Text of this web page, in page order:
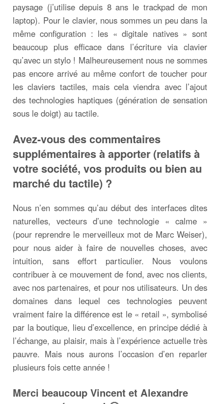
paysage (j’utilise depuis 8 ans le trackpad de mon
laptop). Pour le clavier, nous sommes un peu dans la
même configuration : les « digitale natives » sont
beaucoup plus efficace dans l’écriture via clavier
qu’avec un stylo ! Malheureusement nous ne sommes
pas encore arrivé au même confort de toucher pour
les claviers tactiles, mais cela viendra avec l’ajout
des technologies haptiques (génération de sensation
sous le doigt) au tactile.
Avez-vous des commentaires
supplémentaires à apporter (relatifs à
votre société, vos produits ou bien au
marché du tactile) ?
Nous n’en sommes qu’au début des interfaces dites
naturelles, vecteurs d’une technologie « calme »
(pour reprendre le merveilleux mot de Marc Weiser),
pour nous aider à faire de nouvelles choses, avec
intuition, sans effort particulier. Nous voulons
contribuer à ce mouvement de fond, avec nos clients,
avec nos partenaires, et pour nos utilisateurs. Un des
domaines dans lequel ces technologies peuvent
vraiment faire la différence est le « retail », symbolisé
par la boutique, lieu d’excellence, en principe dédié à
l’échange, au plaisir, mais à l’expérience actuelle très
pauvre. Mais nous aurons l’occasion d’en reparler
plusieurs fois cette année !
Merci beaucoup Vincent et Alexandre